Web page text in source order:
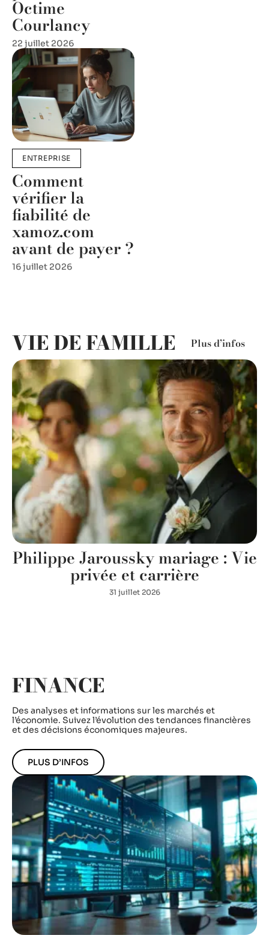
Octime
Courlancy
22 juillet 2026
ENTREPRISE
Comment
vérifier la
fiabilité de
xamoz.com
avant de payer ?
16 juillet 2026
VIE DE FAMILLE Plus d’infos
Philippe Jaroussky mariage : Vie
privée et carrière
31 juillet 2026
FINANCE
Des analyses et informations sur les marchés et
l’économie. Suivez l’évolution des tendances financières
et des décisions économiques majeures.
PLUS D’INFOS